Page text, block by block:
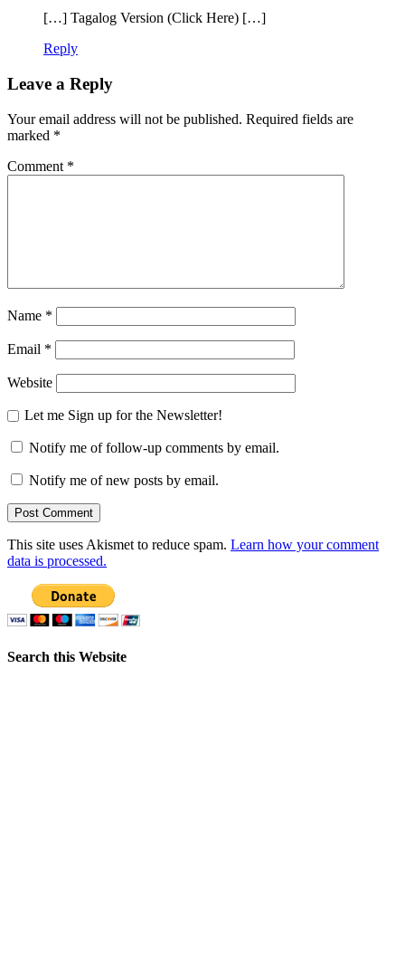
[…] Tagalog Version (Click Here) […]
Reply
Leave a Reply
Your email address will not be published. Required fields are
marked *
Comment *
Name *
Email *
Website
Let me Sign up for the Newsletter!
Notify me of follow-up comments by email.
Notify me of new posts by email.
This site uses Akismet to reduce spam. Learn how your comment
data is processed.
Search this Website